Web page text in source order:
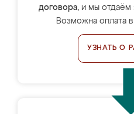
договора, и мы отдаём
Возможна оплата
УЗНАТЬ О